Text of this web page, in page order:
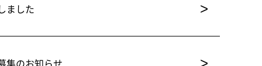
ました >
集のお知らせ >